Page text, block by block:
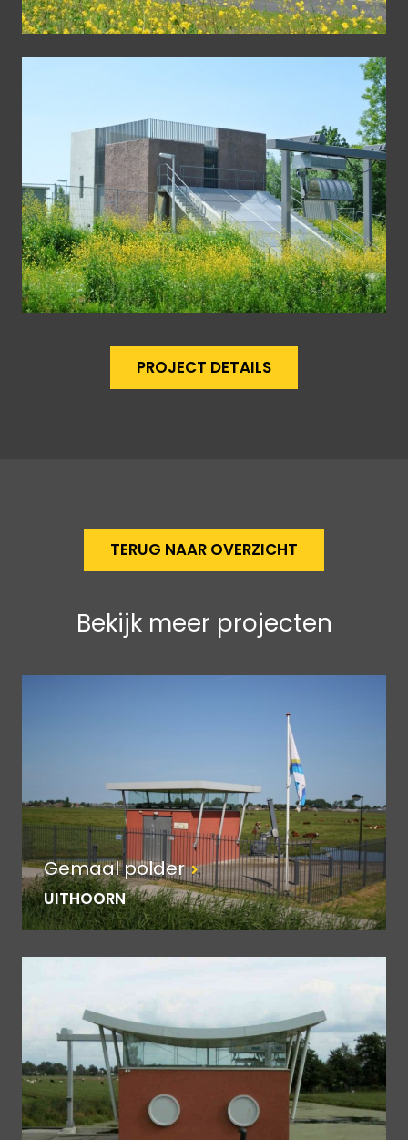
PROJECT DETAILS
TERUG NAAR OVERZICHT
Bekijk meer projecten
Gemaal polder
UITHOORN